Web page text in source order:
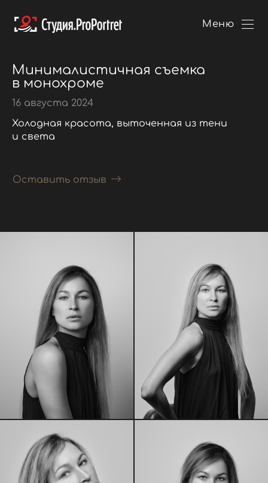
Меню
Минималистичная съемка
в монохроме
16 августа 2024
Холодная красота, выточенная из тени
и света
Оставить отзыв